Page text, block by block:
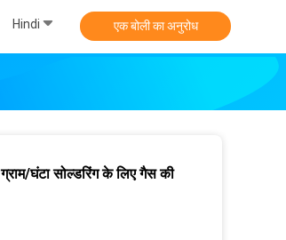
Hindi एक बोली का अनुरोध
घंटा सोल्डरिंग के लिए गैस की